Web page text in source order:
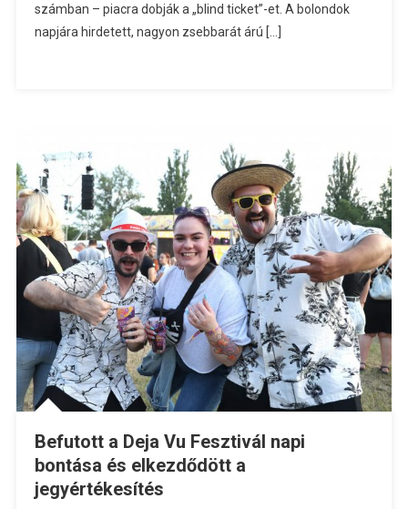
számban – piacra dobják a „blind ticket”-et. A bolondok
napjára hirdetett, nagyon zsebbarát árú […]
Befutott a Deja Vu Fesztivál napi
bontása és elkezdődött a
jegyértékesítés